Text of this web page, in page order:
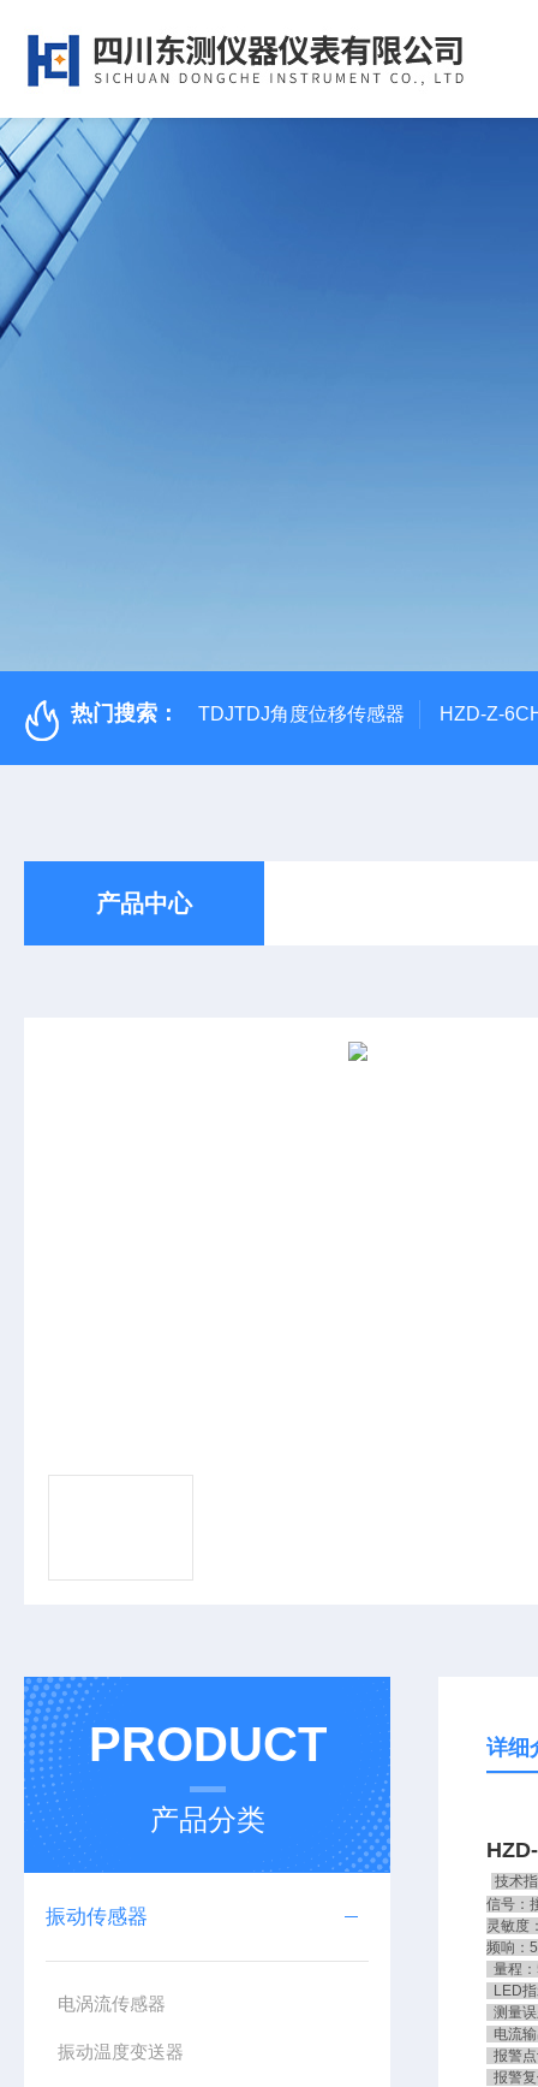
热门搜索： TDJTDJ角度位移传感器 HZD-Z-
产品中心
PRODUCT
产品分类
振动传感器
电涡流传感器
振动温度变送器
详细
技术
信号：
灵敏度
频响：
量程
LED
测量
电流
报警
报警